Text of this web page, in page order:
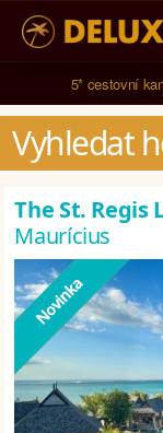
5* cestovní
Vyhledat
The St. Regis
Maurícius